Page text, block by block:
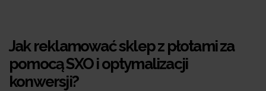
Jak reklamować sklep z płotami za
pomocą SXO i optymalizacji
konwersji?